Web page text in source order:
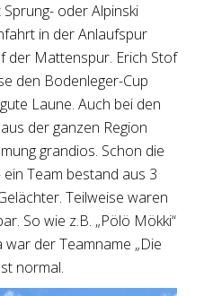
oder Alpinski
in der Anlaufspur
der Mattenspur. Erich Stof
den Bodenleger-Cup
Laune. Auch bei den
der ganzen Region
grandios. Schon die
Team bestand aus 3
Teilweise waren
So wie z.B. „Pölö Mökki“
der Teamname „Die
normal.